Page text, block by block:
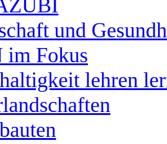
und
im Fokus
lehren